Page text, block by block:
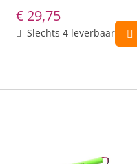
€ 29,75
Slechts 4 leverbaar